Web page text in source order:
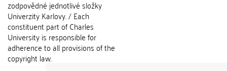
zodpovědné jednotlivé složky
Univerzity Karlovy. / Each
constituent part of Charles
University is responsible for
adherence to all provisions of the
copyright law.